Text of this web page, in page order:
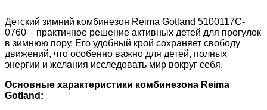
Детский зимний комбинезон Reima Gotland 5100117C-
0760 – практичное решение активных детей для прогулок
в зимнюю пору. Его удобный крой сохраняет свободу
движений, что особенно важно для детей, полных
энергии и желания исследовать мир вокруг себя.
Основные характеристики комбинезона Reima
Gotland :